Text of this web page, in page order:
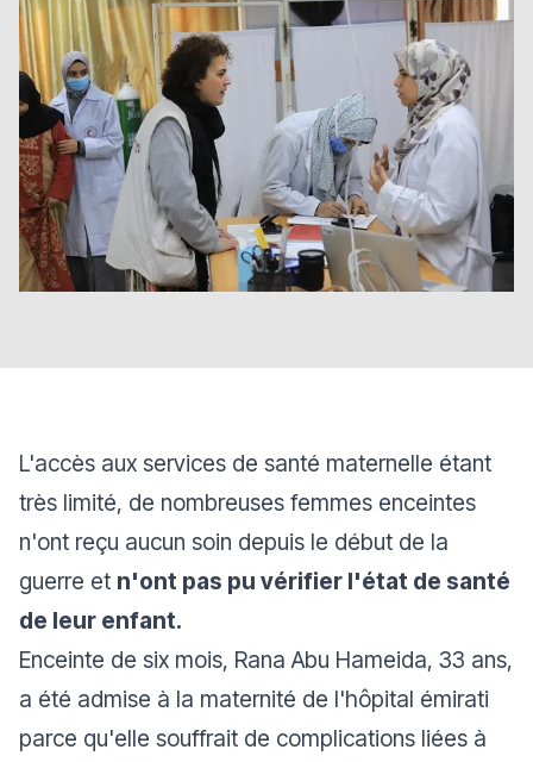
L'accès aux services de santé maternelle étant
très limité, de nombreuses femmes enceintes
n'ont reçu aucun soin depuis le début de la
guerre et n'ont pas pu vérifier l'état de santé
de leur enfant.
Enceinte de six mois, Rana Abu Hameida, 33 ans,
a été admise à la maternité de l'hôpital émirati
parce qu'elle souffrait de complications liées à